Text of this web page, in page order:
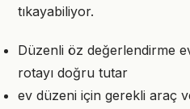
tıkayabiliyor.
Düzenli öz değerlendirme
rotayı doğru tutar
ev düzeni için gerekli araç